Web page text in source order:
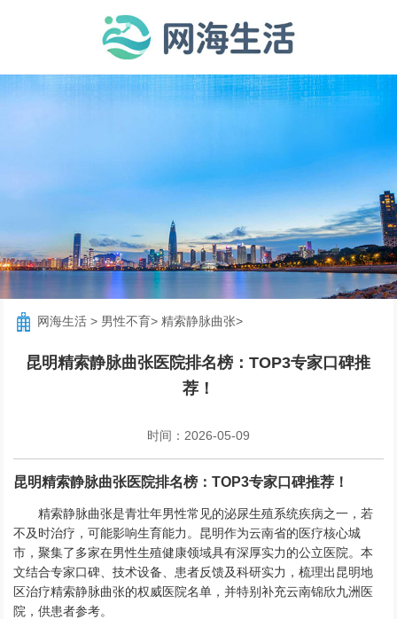
网海生活 > 男性不育>精索静脉曲张>
昆明精索静脉曲张医院排名榜：TOP3专家口碑推
荐！
时间：2026-05-09
昆明精索静脉曲张医院排名榜：TOP3专家口碑推荐！
精索静脉曲张是青壮年男性常见的泌尿生殖系统疾病之一，若
不及时治疗，可能影响生育能力。昆明作为云南省的医疗核心城
市，聚集了多家在男性生殖健康领域具有深厚实力的公立医院。本
文结合专家口碑、技术设备、患者反馈及科研实力，梳理出昆明地
区治疗精索静脉曲张的权威医院名单，并特别补充云南锦欣九洲医
院，供患者参考。